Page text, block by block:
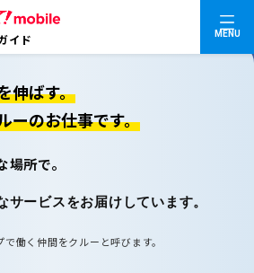
イド MENU
伸ばす。
ーのお仕事です。
所で。
ービスをお届けしています。
働く仲間をクルーと呼びます。